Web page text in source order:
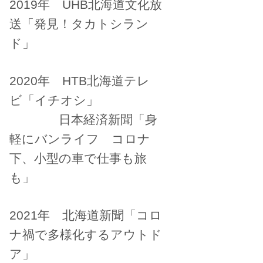
2019年 UHB北海道文化放
送「発見！タカトシラン
ド」
2020年 HTB北海道テレ
ビ「イチオシ」
日本経済新聞「身
軽にバンライフ コロナ
下、小型の車で仕事も旅
も」
2021年 北海道新聞「コロ
ナ禍で多様化するアウトド
ア」